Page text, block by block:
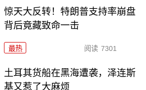
惊天大反转！特朗普支持率崩盘
背后竟藏致命一击
最热 阅读 7301
土耳其货船在黑海遭袭，泽连斯
基又惹了大麻烦